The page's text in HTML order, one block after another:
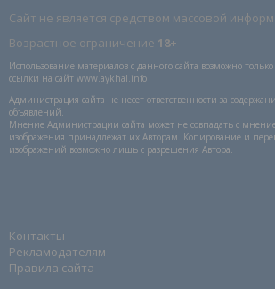
Сайт не является средством массовой
Возрастное ограничение 18+
Использование материалов с данного сайта возможно
ссылки на сайт www.aykhal.info
Администрация сайта не несет ответственности за
объявлений.
Мнение Администрации сайта может не совпадать с
изображения принадлежат их Авторам. Копирование и
изображений возможно лишь с разрешения Автора.
Контакты
Рекламодателям
Правила сайта